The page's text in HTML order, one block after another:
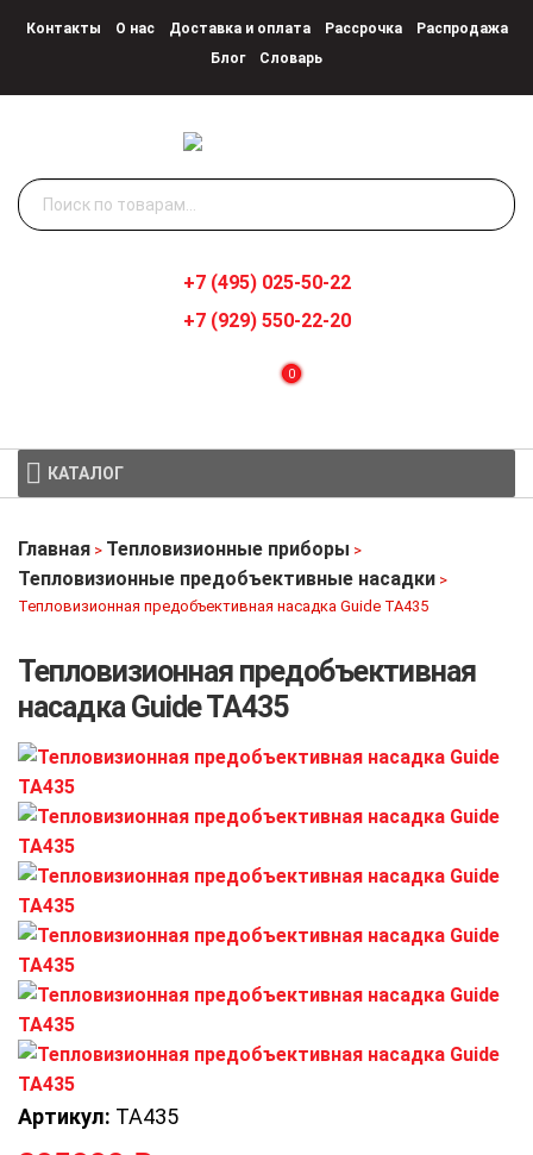
Контакты О нас Доставка и оплата Рассрочка
Распродажа
Блог
Словарь
Искать:
0
+7 (495) 025-50-22
+7 (929) 550-22-20
КАТАЛОГ
Главная > Тепловизионные приборы >
Тепловизионные предобъективные насадки >
Тепловизионная предобъективная насадка Guide TA435
Тепловизионная предобъективная
насадка Guide TA435
Артикул: TA435